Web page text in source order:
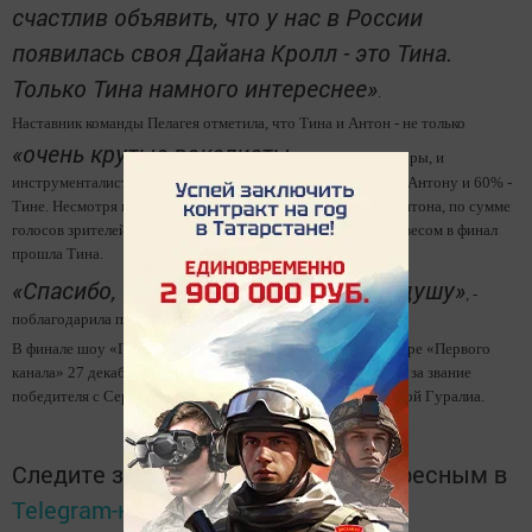
счастлив объявить, что у нас в России
появилась своя Дайана Кролл - это Тина.
Только Тина намного интереснее».
Наставник команды Пелагея отметила, что Тина и Антон - не только
«очень крутые вокалисты», но и композиторы, и
инструменталисты. Пелагея присудила 40% своих голосов Антону и 60% -
Тине. Несмотря на то, что больше зрителей поддержало Антона, по сумме
голосов зрителей и наставника команды с небольшим перевесом в финал
прошла Тина.
«Спасибо, что верите в меня, в мою душу», -
поблагодарила певица зрителей.
В финале шоу «Голос-2», который состоится в прямом эфире «Первого
канала» 27 декабря, Тине Кузнецовой предстоит сразиться за звание
победителя с Сергеем Волчковым, Наргиз Закировой и Гелой Гуралиа.
Следите за самым важным и интересным в
Telegram-каналеТатмедиа